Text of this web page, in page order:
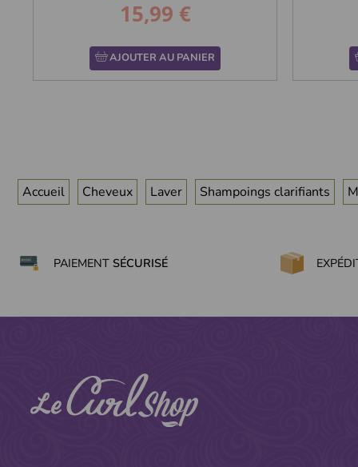
Prix
15,99 €
AJOUTER AU PANIER
Accueil Cheveux Laver Shampoings clarifiants
PAIEMENT SÉCURISÉ